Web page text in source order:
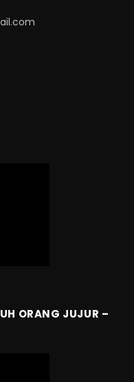
ORANG JUJUR –